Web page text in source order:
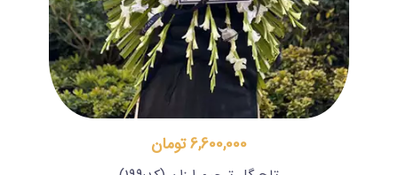
6,600,000 تومان